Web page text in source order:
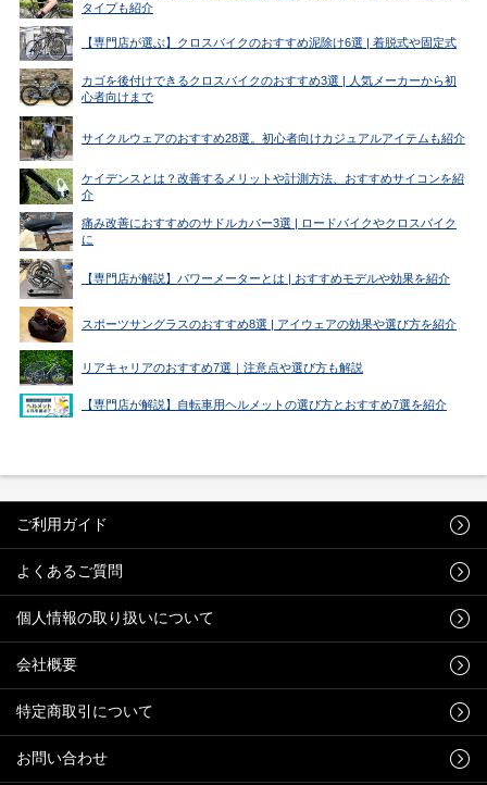
タイプも紹介
【専門店が選ぶ】クロスバイクのおすすめ泥除け6選 | 着脱式や固定式
カゴを後付けできるクロスバイクのおすすめ3選 | 人気メーカーから初
心者向けまで
サイクルウェアのおすすめ28選。初心者向けカジュアルアイテムも紹介
ケイデンスとは？改善するメリットや計測方法、おすすめサイコンを紹
介
痛み改善におすすめのサドルカバー3選 | ロードバイクやクロスバイク
に
【専門店が解説】パワーメーターとは | おすすめモデルや効果を紹介
スポーツサングラスのおすすめ8選 | アイウェアの効果や選び方を紹介
リアキャリアのおすすめ7選｜注意点や選び方も解説
【専門店が解説】自転車用ヘルメットの選び方とおすすめ7選を紹介
ご利用ガイド
よくあるご質問
個人情報の取り扱いについて
会社概要
特定商取引について
お問い合わせ